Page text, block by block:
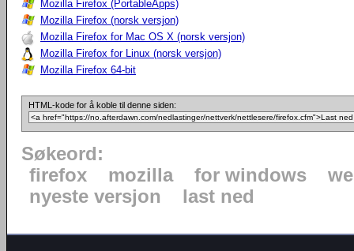
Mozilla Firefox (PortableApps)
Mozilla Firefox (norsk versjon)
Mozilla Firefox for Mac OS X (norsk versjon)
Mozilla Firefox for Linux (norsk versjon)
Mozilla Firefox 64-bit
HTML-kode for å koble til denne siden:
Søkeord:
firefox
mozilla for windows
nyeste versjon
last ned